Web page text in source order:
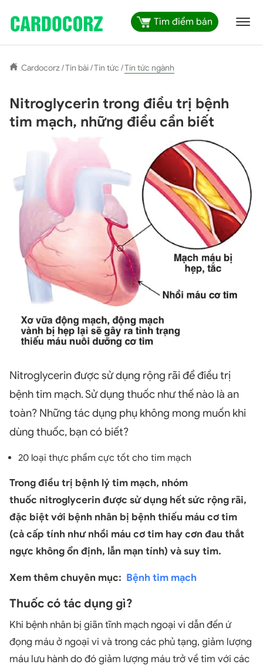
Tìm điểm bán
Cardocorz/Tin bài/Tin tức /Tin tức ngành
Nitroglycerin trong điều trị bệnh
tim mạch, những điều cần biết
Nitroglycerin được sử dụng rộng rãi để điều trị
bệnh tim mạch. Sử dụng thuốc như thế nào là an
toàn? Những tác dụng phụ không mong muốn khi
dùng thuốc, bạn có biết?
20 loại thực phẩm cực tốt cho tim mạch
Trong điều trị bệnh lý tim mạch, nhóm
thuốc nitroglycerin được sử dụng hết sức rộng rãi,
đặc biệt với bệnh nhân bị bệnh thiếu máu cơ tim
(cả cấp tính như nhồi máu cơ tim hay cơn đau thắt
ngực không ổn định, lẫn mạn tính) và suy tim.
Xem thêm chuyên mục: Bệnh tim mạch
Thuốc có tác dụng gì?
Khi bệnh nhân bị giãn tĩnh mạch ngoại vi dẫn đến ứ
đọng máu ở ngoại vi và trong các phủ tạng, giảm lượng
máu lưu hành do đó giảm lượng máu trở về tim với các